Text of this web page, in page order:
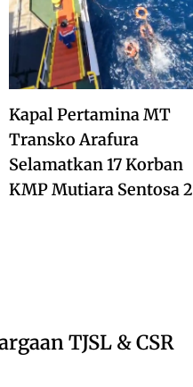
Kapal Pertamina MT
Transko Arafura
Selamatkan 17 Korban
KMP Mutiara Sentosa 2
TJSL & CSR